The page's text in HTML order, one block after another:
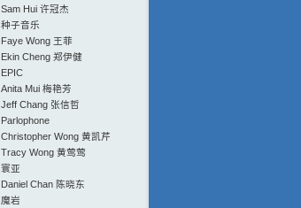
Sam Hui 许冠杰
种子音乐
Faye Wong 王菲
Ekin Cheng 郑伊健
EPIC
Anita Mui 梅艳芳
Jeff Chang 张信哲
Parlophone
Christopher Wong 黄凯芹
Tracy Wong 黄莺莺
寰亚
Daniel Chan 陈晓东
魔岩